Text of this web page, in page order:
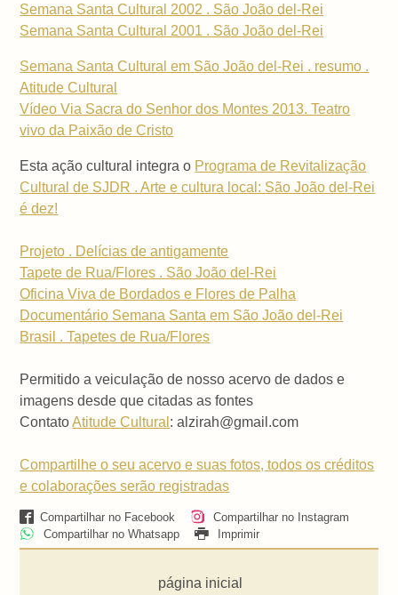
Semana Santa Cultural 2002 . São João del-Rei
Semana Santa Cultural 2001 . São João del-Rei
Semana Santa Cultural em São João del-Rei . resumo .
Atitude Cultural
Vídeo Via Sacra do Senhor dos Montes 2013. Teatro
vivo da Paixão de Cristo
Esta ação cultural integra o Programa de Revitalização
Cultural de SJDR . Arte e cultura local: São João del-Rei
é dez!
Projeto . Delícias de antigamente
Tapete de Rua/Flores . São João del-Rei
Oficina Viva de Bordados e Flores de Palha
Documentário Semana Santa em São João del-Rei
Brasil . Tapetes de Rua/Flores
Permitido a veiculação de nosso acervo de dados e
imagens desde que citadas as fontes
ContatoAtitude Cultural : alzirah@gmail.com
Compartilhe o seu acervo e suas fotos, todos os créditos
e colaborações serão registradas
Compartilhar no Facebook
Compartilhar no Instagram
Compartilhar no Whatsapp
Imprimir
página inicial